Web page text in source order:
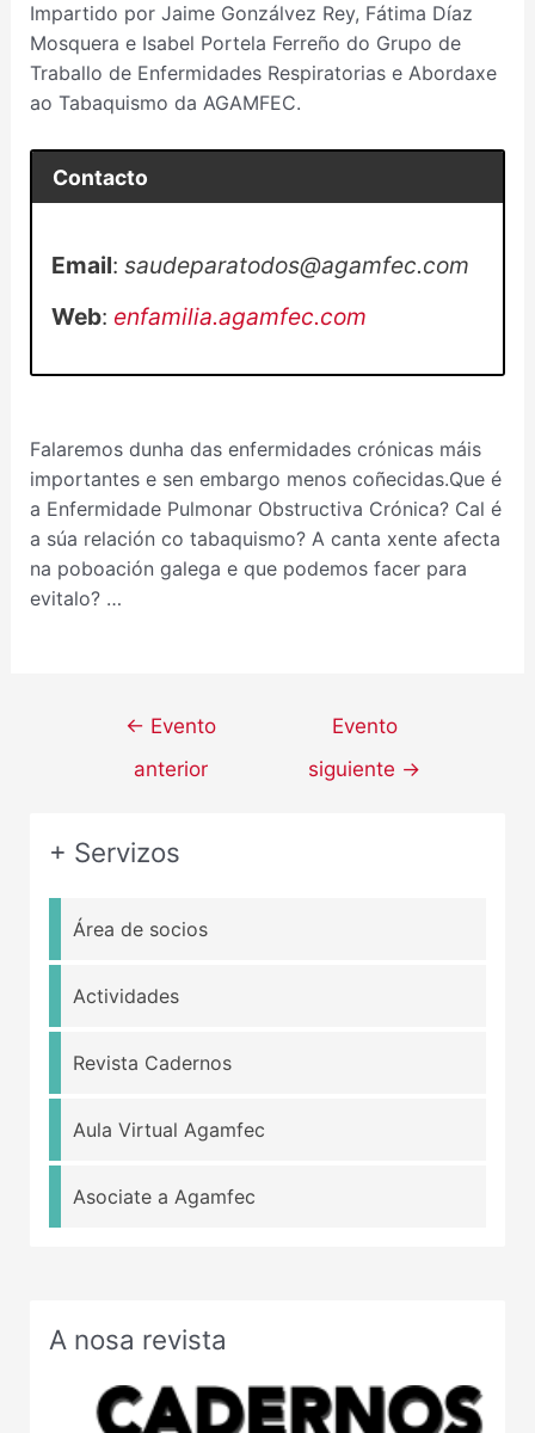
Impartido por Jaime Gonzálvez Rey, Fátima Díaz
Mosquera e Isabel Portela Ferreño do Grupo de
Traballo de Enfermidades Respiratorias e Abordaxe
ao Tabaquismo da AGAMFEC.
Contacto
Email: saudeparatodos@agamfec.com
Web: enfamilia.agamfec.com
Falaremos dunha das enfermidades crónicas máis
importantes e sen embargo menos coñecidas.Que é
a Enfermidade Pulmonar Obstructiva Crónica? Cal é
a súa relación co tabaquismo? A canta xente afecta
na poboación galega e que podemos facer para
evitalo? …
← Evento
anterior
Evento
siguiente →
+ Servizos
Área de socios
Actividades
Revista Cadernos
Aula Virtual Agamfec
Asociate a Agamfec
A nosa revista